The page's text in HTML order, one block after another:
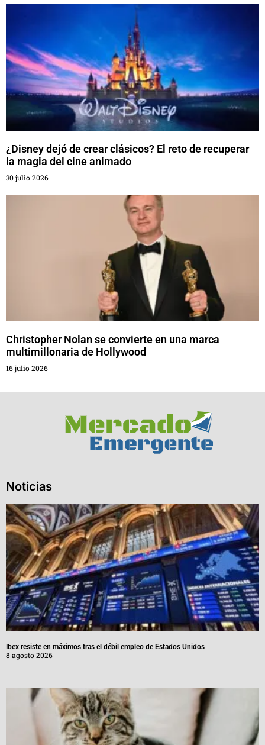
¿Disney dejó de crear clásicos? El reto de recuperar
la magia del cine animado
30 julio 2026
Christopher Nolan se convierte en una marca
multimillonaria de Hollywood
16 julio 2026
Noticias
Ibex resiste en máximos tras el débil empleo de Estados Unidos
8 agosto 2026